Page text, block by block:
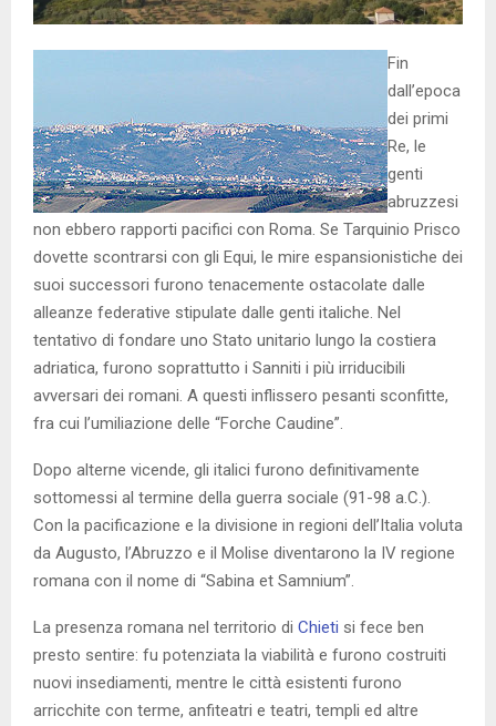
Fin
dall’epoca
dei primi
Re, le
genti
abruzzesi
non ebbero rapporti pacifici con Roma. Se Tarquinio Prisco
dovette scontrarsi con gli Equi, le mire espansionistiche dei
suoi successori furono tenacemente ostacolate dalle
alleanze federative stipulate dalle genti italiche. Nel
tentativo di fondare uno Stato unitario lungo la costiera
adriatica, furono soprattutto i Sanniti i più irriducibili
avversari dei romani. A questi inflissero pesanti sconfitte,
fra cui l’umiliazione delle “Forche Caudine”.
Dopo alterne vicende, gli italici furono definitivamente
sottomessi al termine della guerra sociale (91-98 a.C.).
Con la pacificazione e la divisione in regioni dell’Italia voluta
da Augusto, l’Abruzzo e il Molise diventarono la IV regione
romana con il nome di “Sabina et Samnium”.
La presenza romana nel territorio di Chieti si fece ben
presto sentire: fu potenziata la viabilità e furono costruiti
nuovi insediamenti, mentre le città esistenti furono
arricchite con terme, anfiteatri e teatri, templi ed altre